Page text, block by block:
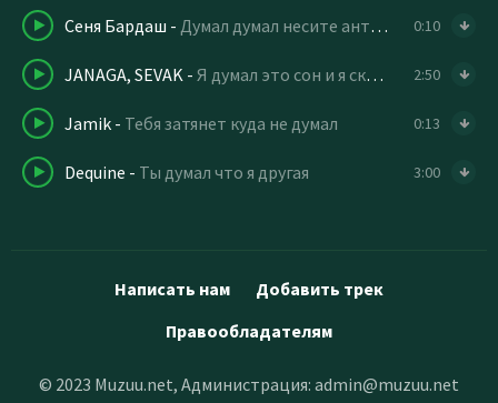
Сеня Бардаш - Думал думал несите антидепрессант 0:10
JANAGA, SEVAK - Я думал это сон и я скоро проснусь 2:50
Jamik - Тебя затянет куда не думал 0:13
Dequine - Ты думал что я другая 3:00
Написать нам
Добавить трек
Правообладателям
© 2023 Muzuu.net, Администрация: admin@muzuu.net